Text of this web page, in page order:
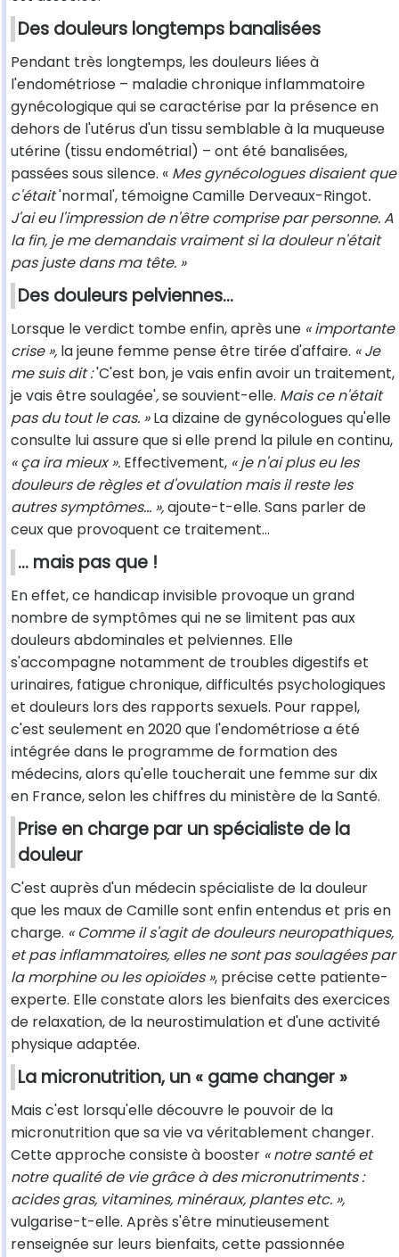
Des douleurs longtemps banalisées
Pendant très longtemps, les douleurs liées à
l'endométriose – maladie chronique inflammatoire
gynécologique qui se caractérise par la présence en
dehors de l'utérus d'un tissu semblable à la muqueuse
utérine (tissu endométrial) – ont été banalisées,
passées sous silence. « Mes gynécologues disaient que
c'était'normal', témoigne Camille Derveaux-Ringot.
J'ai eu l'impression de n'être comprise par personne. A
la fin, je me demandais vraiment si la douleur n'était
pas juste dans ma tête. »
Des douleurs pelviennes...
Lorsque le verdict tombe enfin, après une « importante
crise », la jeune femme pense être tirée d'affaire. « Je
me suis dit :'C'est bon, je vais enfin avoir un traitement,
je vais être soulagée',se souvient-elle. Mais ce n'était
pas du tout le cas. »La dizaine de gynécologues qu'elle
consulte lui assure que si elle prend la pilule en continu,
« ça ira mieux ». Effectivement, « je n'ai plus eu les
douleurs de règles et d'ovulation mais il reste les
autres symptômes... »,ajoute-t-elle. Sans parler de
ceux que provoquent ce traitement...
... mais pas que !
En effet, ce handicap invisible provoque un grand
nombre de symptômes qui ne se limitent pas aux
douleurs abdominales et pelviennes. Elle
s'accompagne notamment de troubles digestifs et
urinaires, fatigue chronique, difficultés psychologiques
et douleurs lors des rapports sexuels. Pour rappel,
c'est seulement en 2020 que l'endométriose a été
intégrée dans le programme de formation des
médecins, alors qu'elle toucherait une femme sur dix
en France, selon les chiffres du ministère de la Santé.
Prise en charge par un spécialiste de la
douleur
C'est auprès d'un médecin spécialiste de la douleur
que les maux de Camille sont enfin entendus et pris en
charge. « Comme il s'agit de douleurs neuropathiques,
et pas inflammatoires, elles ne sont pas soulagées par
la morphine ou les opioïdes », précise cette patiente-
experte. Elle constate alors les bienfaits des exercices
de relaxation, de la neurostimulation et d'une activité
physique adaptée.
La micronutrition, un « game changer »
Mais c'est lorsqu'elle découvre le pouvoir de la
micronutrition que sa vie va véritablement changer.
Cette approche consiste à booster « notre santé et
notre qualité de vie grâce à des micronutriments :
acides gras, vitamines, minéraux, plantes etc. »,
vulgarise-t-elle. Après s'être minutieusement
renseignée sur leurs bienfaits, cette passionnée